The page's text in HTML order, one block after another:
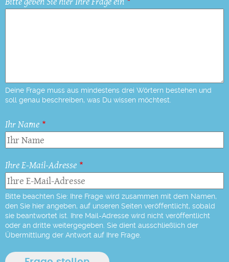
Deine Frage muss aus mindestens drei Wörtern bestehen und
soll genau beschreiben, was Du wissen möchtest.
Ihr Name
Ihre E-Mail-Adresse
Bitte beachten Sie: Ihre Frage wird zusammen mit dem Namen,
den Sie hier angeben, auf unseren Seiten veröffentlicht, sobald
sie beantwortet ist. Ihre Mail-Adresse wird nicht veröffentlicht
oder an dritte weitergegeben. Sie dient ausschließlich der
Übermittlung der Antwort auf Ihre Frage.